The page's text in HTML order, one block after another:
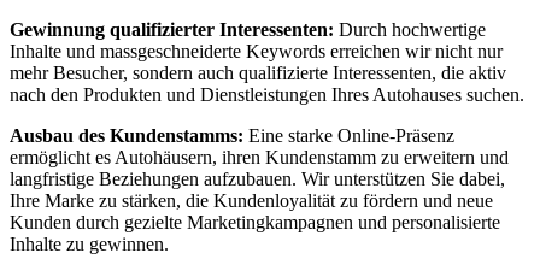
Gewinnung qualifizierter Interessenten: Durch hochwertige
Inhalte und massgeschneiderte Keywords erreichen wir nicht nur
mehr Besucher, sondern auch qualifizierte Interessenten, die aktiv
nach den Produkten und Dienstleistungen Ihres Autohauses suchen.
Ausbau des Kundenstamms: Eine starke Online-Präsenz
ermöglicht es Autohäusern, ihren Kundenstamm zu erweitern und
langfristige Beziehungen aufzubauen. Wir unterstützen Sie dabei,
Ihre Marke zu stärken, die Kundenloyalität zu fördern und neue
Kunden durch gezielte Marketingkampagnen und personalisierte
Inhalte zu gewinnen.